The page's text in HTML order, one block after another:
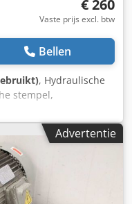
€ 260
Vaste prijs excl. btw
Bellen
, Hydraulische
stempel,
- Hydraulische
ATS 3006 -
- Aansluiting: Ø50
555 mm -
37,3 kg Dcjdpfx
Advertentie